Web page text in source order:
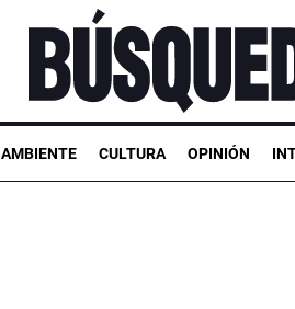
AMBIENTE CULTURA OPINIÓN